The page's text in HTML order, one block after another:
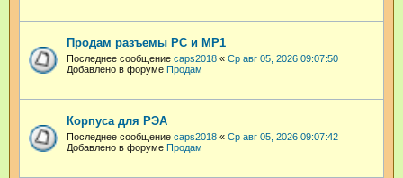
Продам разъемы РС и МР1
Последнее сообщение caps2018 « Ср авг 05, 2026 09:07:50
Добавлено в форуме Продам
Корпуса для РЭА
Последнее сообщение caps2018 « Ср авг 05, 2026 09:07:42
Добавлено в форуме Продам